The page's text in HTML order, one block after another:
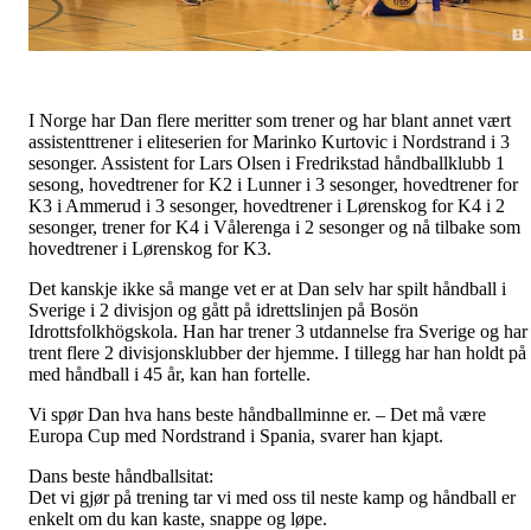
I Norge har Dan flere meritter som trener og har blant annet vært
assistenttrener i eliteserien for Marinko Kurtovic i Nordstrand i 3
sesonger. Assistent for Lars Olsen i Fredrikstad håndballklubb 1
sesong, hovedtrener for K2 i Lunner i 3 sesonger, hovedtrener for
K3 i Ammerud i 3 sesonger, hovedtrener i Lørenskog for K4 i 2
sesonger, trener for K4 i Vålerenga i 2 sesonger og nå tilbake som
hovedtrener i Lørenskog for K3.
Det kanskje ikke så mange vet er at Dan selv har spilt håndball i
Sverige i 2 divisjon og gått på idrettslinjen på Bosön
Idrottsfolkhögskola. Han har trener 3 utdannelse fra Sverige og har
trent flere 2 divisjonsklubber der hjemme. I tillegg har han holdt på
med håndball i 45 år, kan han fortelle.
Vi spør Dan hva hans beste håndballminne er. – Det må være
Europa Cup med Nordstrand i Spania, svarer han kjapt.
Dans beste håndballsitat:
Det vi gjør på trening tar vi med oss til neste kamp og håndball er
enkelt om du kan kaste, snappe og løpe.